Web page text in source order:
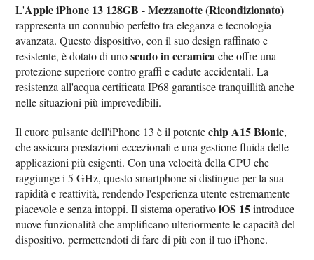
L'Apple iPhone 13 128GB - Mezzanotte (Ricondizionato)
rappresenta un connubio perfetto tra eleganza e tecnologia
avanzata. Questo dispositivo, con il suo design raffinato e
resistente, è dotato di unoscudo in ceramicache offre una
protezione superiore contro graffi e cadute accidentali. La
resistenza all'acqua certificata IP68 garantisce tranquillità anche
nelle situazioni più imprevedibili.
Il cuore pulsante dell'iPhone 13 è il potentechip A15 Bionic,
che assicura prestazioni eccezionali e una gestione fluida delle
applicazioni più esigenti. Con una velocità della CPU che
raggiunge i 5 GHz, questo smartphone si distingue per la sua
rapidità e reattività, rendendo l'esperienza utente estremamente
piacevole e senza intoppi. Il sistema operativoiOS 15introduce
nuove funzionalità che amplificano ulteriormente le capacità del
dispositivo, permettendoti di fare di più con il tuo iPhone.